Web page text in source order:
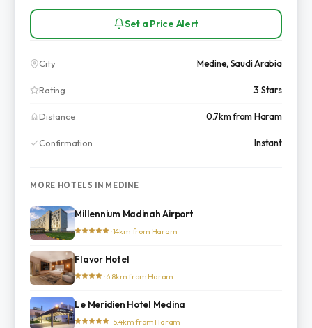
Set a Price Alert
City Medine, Saudi Arabia
Rating 3 Stars
Distance 0.7km from Haram
Confirmation Instant
MORE HOTELS IN MEDINE
Millennium Madinah Airport
· 14km from Haram
Flavor Hotel
· 6.8km from Haram
Le Meridien Hotel Medina
· 5.4km from Haram